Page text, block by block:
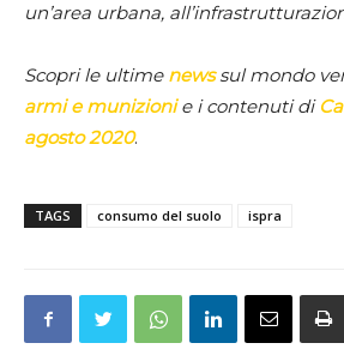
un’area urbana,
Scopri le ultime newssul mondo
armi e munizionie i contenuti di
agosto 2020.
TAGS consumo del suolo ispra